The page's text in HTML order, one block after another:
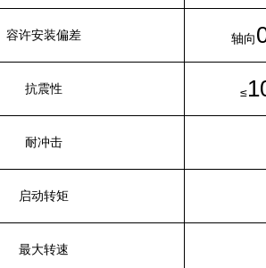
容许安装偏差 轴向
抗震性 ≤
耐冲击
启动转矩
最大转速